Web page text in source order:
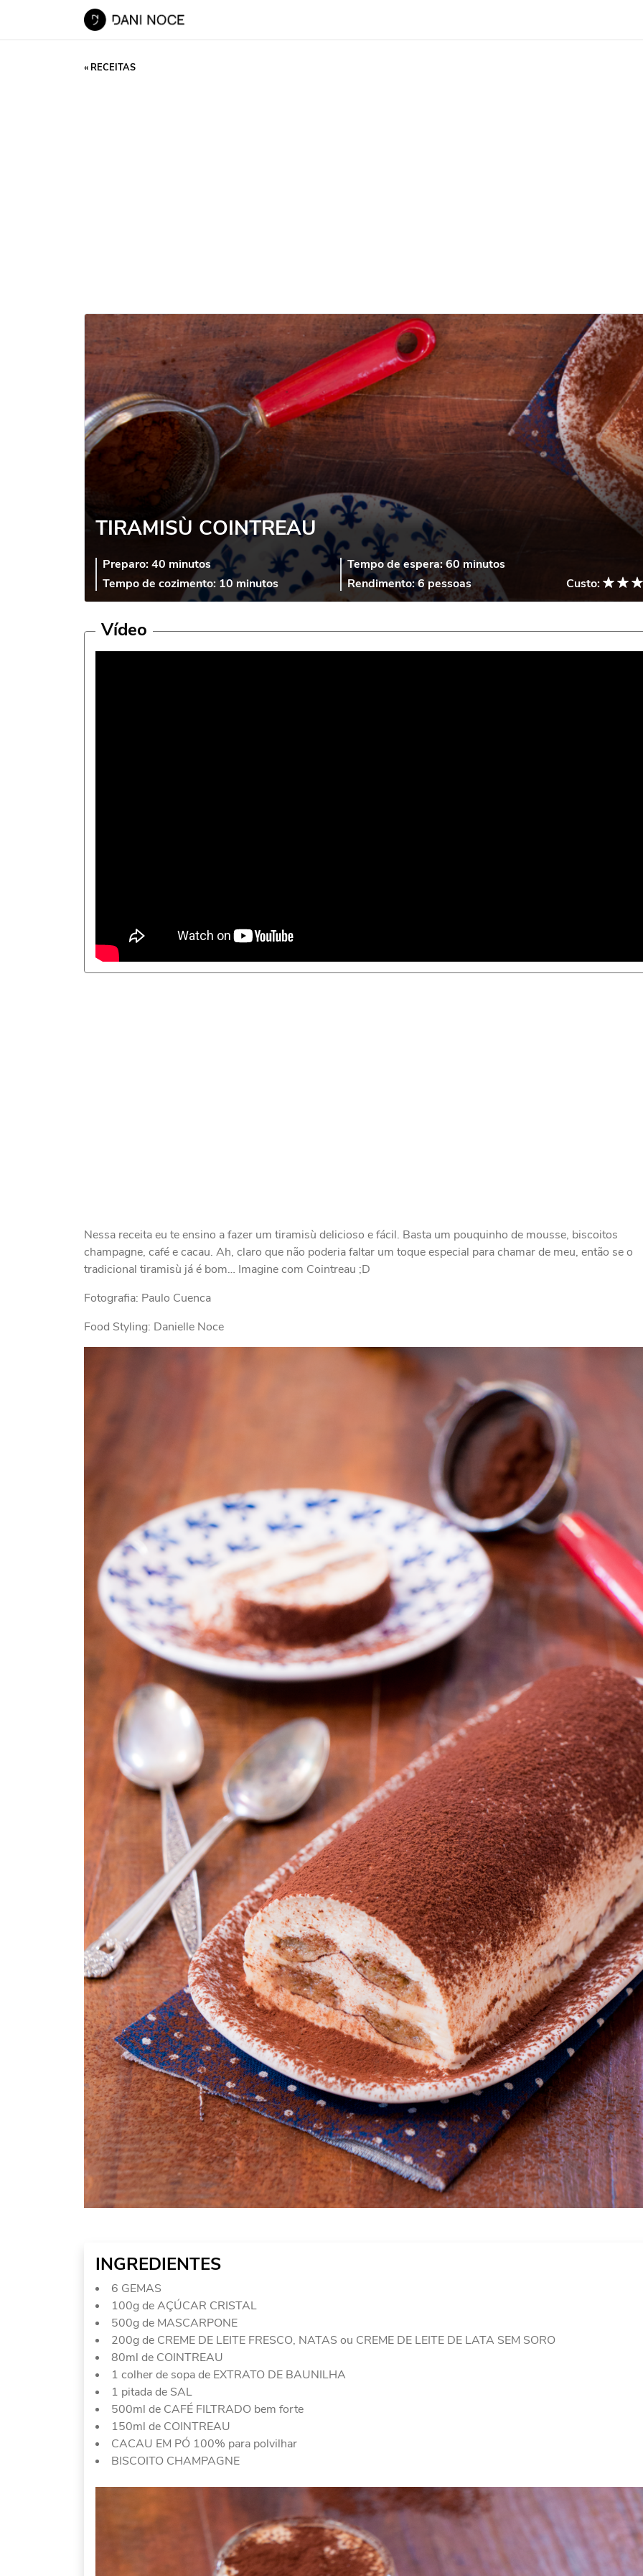
« RECEITAS
TIRAMISÙ COINTREAU
Preparo:40 minutos
Tempo de cozimento: 10 minutos
Tempo de espera:60 minutos
Rendimento:6 pessoas Custo:
Vídeo
Nessa receita eu te ensino a fazer um tiramisù delicioso e fácil. Basta um pouquinho de mousse, biscoitos
champagne, café e cacau. Ah, claro que não poderia faltar um toque especial para chamar de meu, então se o
tradicional tiramisù já é bom… Imagine com Cointreau ;D
Fotografia: Paulo Cuenca
Food Styling: Danielle Noce
INGREDIENTES
6 GEMAS
100g de AÇÚCAR CRISTAL
500g de MASCARPONE
200g de CREME DE LEITE FRESCO, NATAS ou CREME DE LEITE DE LATA SEM SORO
80ml de COINTREAU
1 colher de sopa de EXTRATO DE BAUNILHA
1 pitada de SAL
500ml de CAFÉ FILTRADO bem forte
150ml de COINTREAU
CACAU EM PÓ 100% para polvilhar
BISCOITO CHAMPAGNE